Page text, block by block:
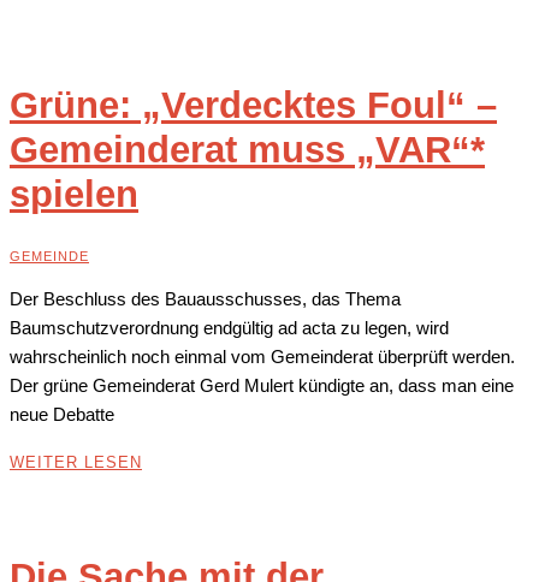
Grüne: „Verdecktes Foul“ –
Gemeinderat muss „VAR“*
spielen
GEMEINDE
Der Beschluss des Bauausschusses, das Thema
Baumschutzverordnung endgültig ad acta zu legen, wird
wahrscheinlich noch einmal vom Gemeinderat überprüft werden.
Der grüne Gemeinderat Gerd Mulert kündigte an, dass man eine
neue Debatte
WEITER LESEN